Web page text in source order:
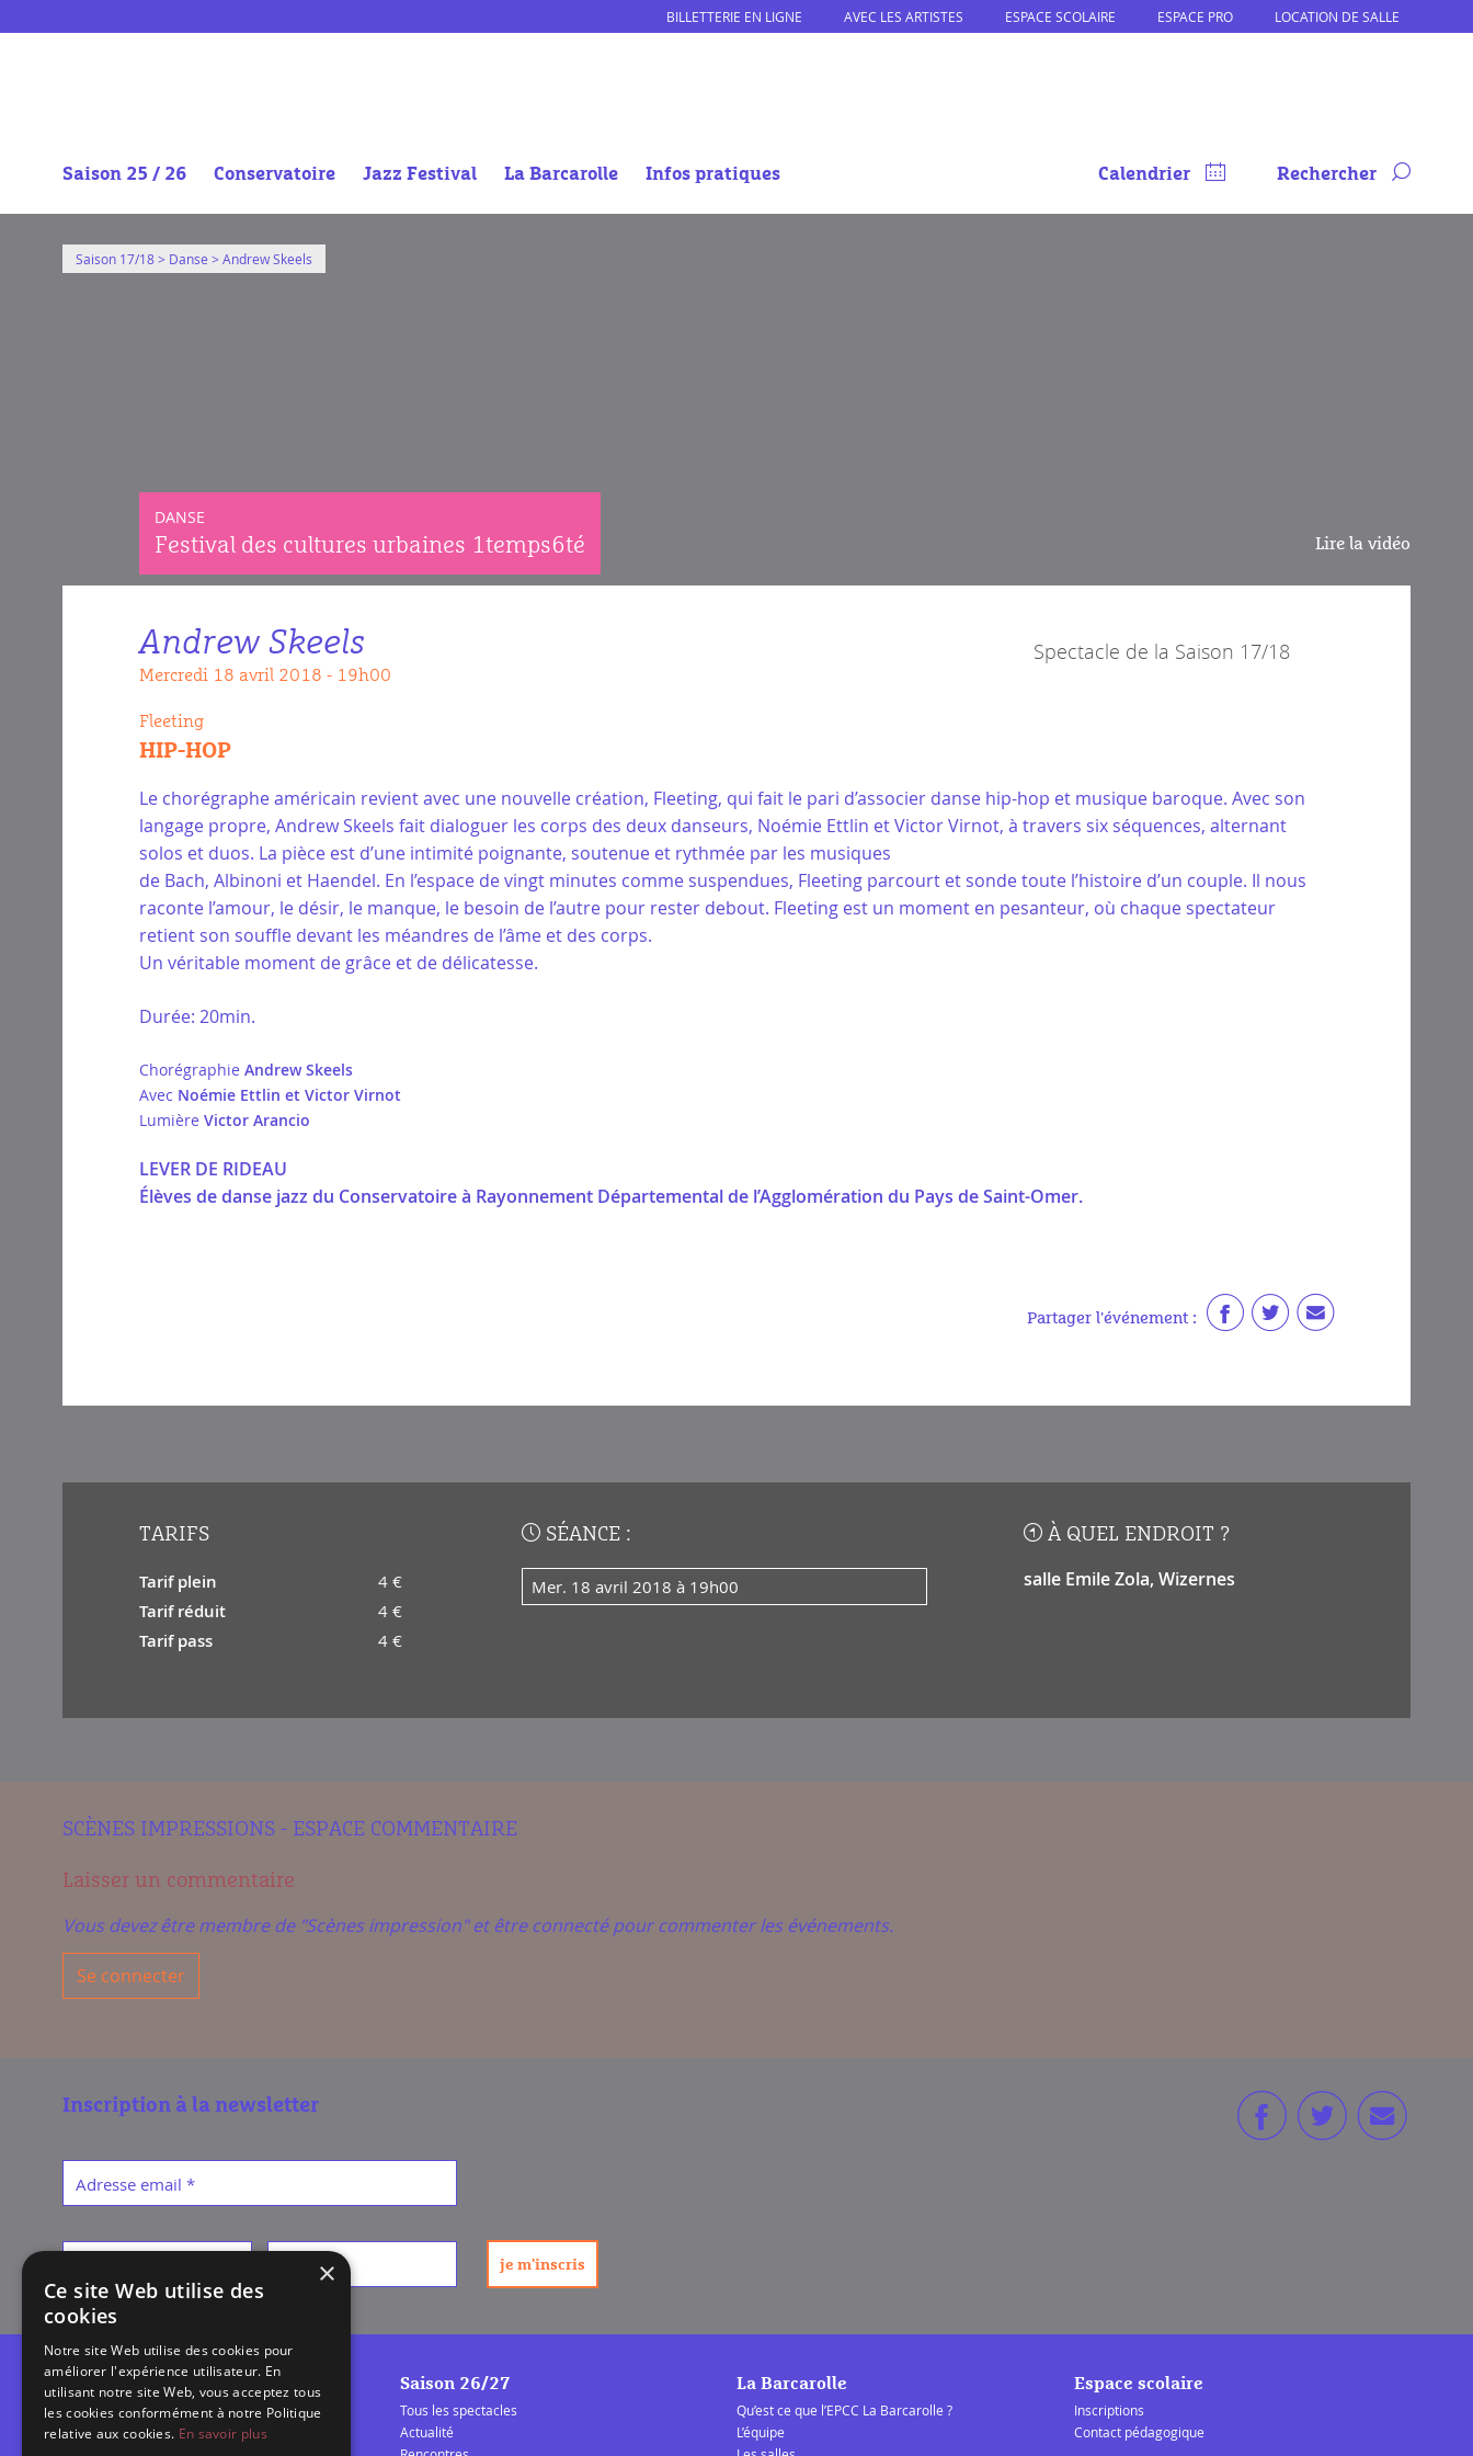
BILLETTERIE EN LIGNE AVEC LES ARTISTES ESPACE SCOLAIRE ESPACE PRO LOCATION DE SALLE
Saison 25 / 26 Conservatoire Jazz Festival La Barcarolle Infos pratiques Calendrier Rechercher
Saison 17/18> Danse > Andrew Skeels
DANSE
Festival des cultures urbaines 1temps6té Lire la vidéo
Andrew Skeels
mercredi 18 avril 2018 - 19h00
Spectacle de la Saison 17/18
Fleeting
HIP-HOP
Le chorégraphe américain revient avec une nouvelle création, Fleeting, qui fait le pari d’associer danse hip-hop et musique baroque. Avec son
langage propre, Andrew Skeels fait dialoguer les corps des deux danseurs, Noémie Ettlin et Victor Virnot, à travers six séquences, alternant
solos et duos. La pièce est d’une intimité poignante, soutenue et rythmée par les musiques
de Bach, Albinoni et Haendel. En l’espace de vingt minutes comme suspendues, Fleeting parcourt et sonde toute l’histoire d’un couple. Il nous
raconte l’amour, le désir, le manque, le besoin de l’autre pour rester debout. Fleeting est un moment en pesanteur, où chaque spectateur
retient son souffle devant les méandres de l’âme et des corps.
Un véritable moment de grâce et de délicatesse.
Durée: 20min.
Chorégraphie Andrew Skeels
Avec Noémie Ettlin et Victor Virnot
Lumière Victor Arancio
LEVER DE RIDEAU
Élèves de danse jazz du Conservatoire à Rayonnement Départemental de l’Agglomération du Pays de Saint-Omer.
Partager l'événement :
TARIFS
Tarif plein 4 €
Tarif réduit 4 €
Tarif pass 4 €
SÉANCE :
mer. 18 avril 2018 à 19h00
À QUEL ENDROIT ?
salle Emile Zola, Wizernes
SCÈNES IMPRESSIONS - ESPACE COMMENTAIRE
Laisser un commentaire
Vous devez être membre de "Scènes impression" et être connecté pour commenter les événements.
Se connecter
Inscription à la newsletter
Adresse email *
*
Saison 26/27
Tous les spectacles
Actualité
La Barcarolle
Qu’est ce que l’EPCC La Barcarolle ?
L’équipe
Espace scolaire
Inscriptions
Contact pédagogique
×
Ce site Web utilise des
cookies
Notre site Web utilise des cookies pour
améliorer l'expérience utilisateur. En
utilisant notre site Web, vous acceptez tous
les cookies conformément à notre Politique
relative aux cookies. En savoir plus